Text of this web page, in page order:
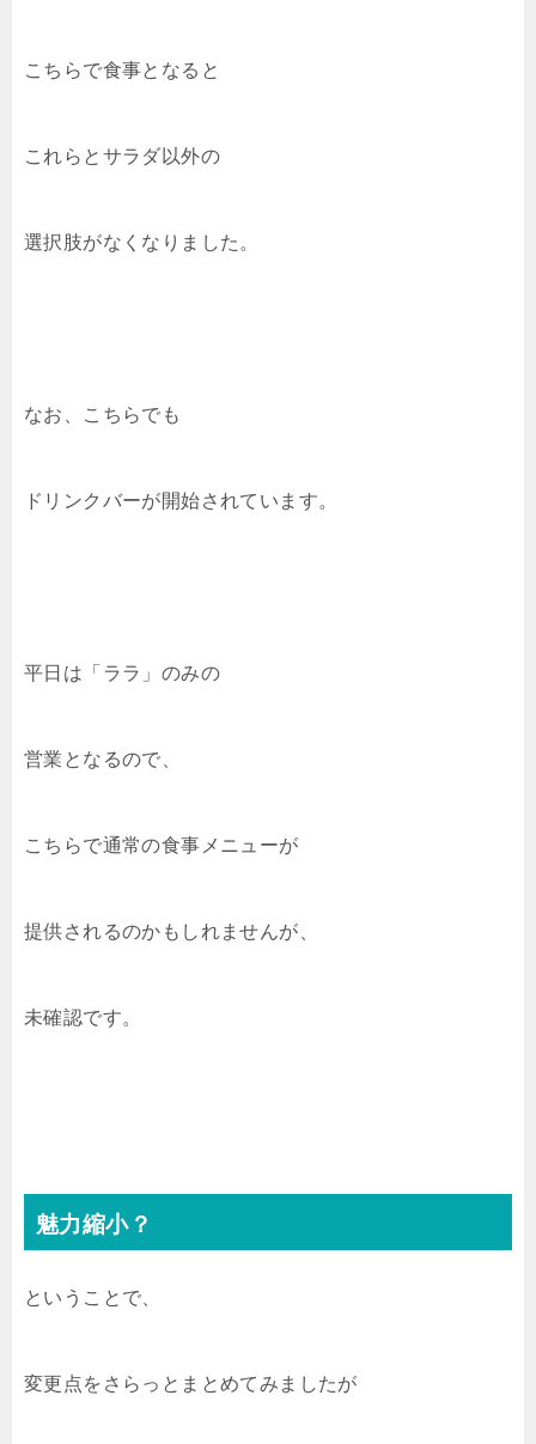
こちらで食事となると
これらとサラダ以外の
選択肢がなくなりました。
なお、こちらでも
ドリンクバーが開始されています。
平日は「ララ」のみの
営業となるので、
こちらで通常の食事メニューが
提供されるのかもしれませんが、
未確認です。
魅力縮小？
ということで、
変更点をさらっとまとめてみましたが